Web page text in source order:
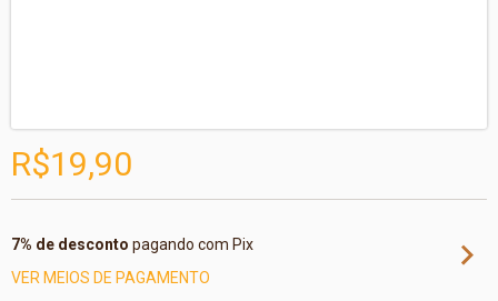
R$19,90
7% de desconto pagando com Pix
VER MEIOS DE PAGAMENTO